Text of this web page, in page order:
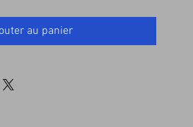
au panier